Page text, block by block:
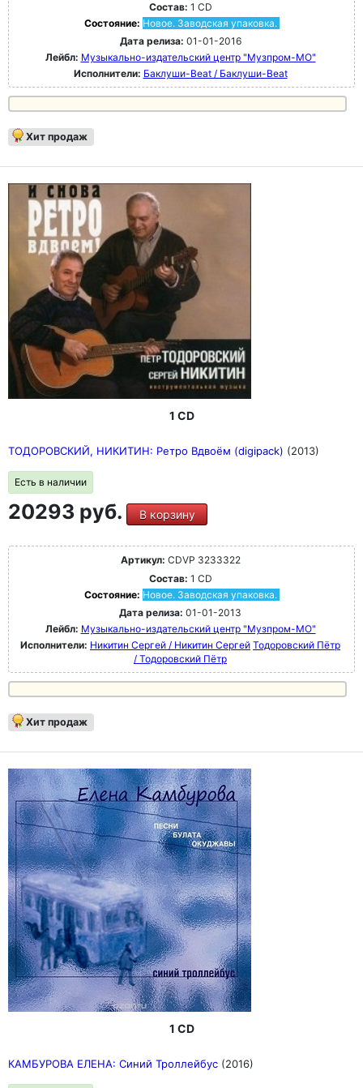
Состав: 1 CD
Состояние: Новое. Заводская упаковка.
Дата релиза: 01-01-2016
Лейбл: Музыкально-издательский центр "Музпром-МО"
Исполнители: Баклуши-Beat / Баклуши-Beat
Хит продаж
1 CD
ТОДОРОВСКИЙ, НИКИТИН: Ретро Вдвоём (digipack) (2013)
Есть в наличии
20293 руб. В корзину
Артикул: CDVP 3233322
Состав: 1 CD
Состояние: Новое. Заводская упаковка.
Дата релиза: 01-01-2013
Лейбл: Музыкально-издательский центр "Музпром-МО"
Исполнители: Никитин Сергей / Никитин Сергей Тодоровский Пётр
/ Тодоровский Пётр
Хит продаж
1 CD
КАМБУРОВА ЕЛЕНА: Синий Троллейбус (2016)